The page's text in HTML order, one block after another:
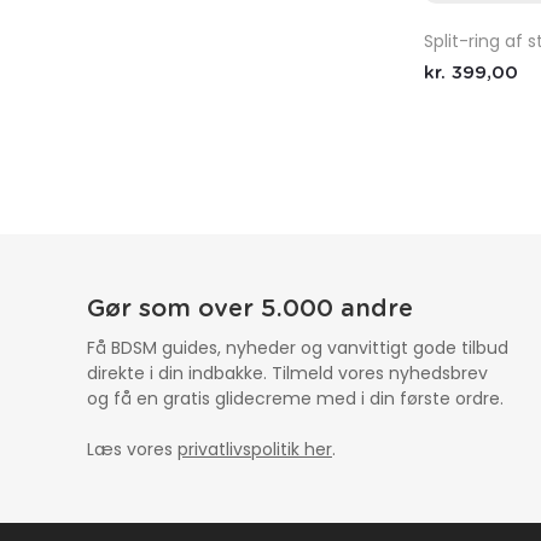
Split-ring af
kr. 399,00
Gør som over 5.000 andre
Få BDSM guides, nyheder og vanvittigt gode tilbud
direkte i din indbakke. Tilmeld vores nyhedsbrev
og få en gratis glidecreme med i din første ordre.
Læs vores privatlivspolitik her.